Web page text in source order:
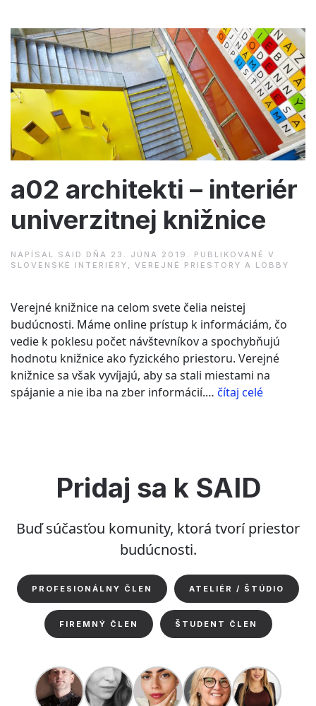
–
rekonštrukcia
interiéru
bytu”
a02 architekti – interiér
univerzitnej knižnice
NAPÍSAL SAID DŇA 23. JÚNA 2019
. PUBLIKOVANÉ V
SLOVENSKÉ INTERIÉRY
VEREJNÉ PRIESTORY A LOBBY
Verejné knižnice na celom svete čelia neistej
budúcnosti. Máme online prístup k informáciám, čo
vedie k poklesu počet návštevníkov a spochybňujú
hodnotu knižnice ako fyzického priestoru. Verejné
knižnice sa však vyvíjajú, aby sa stali miestami na
spájanie a nie iba na zber informácií.… čítaj celé“a02
Pridaj sa k SAID
Buď súčasťou komunity, ktorá tvorí priestor
budúcnosti.
PROFESIONÁLNY ČLEN ATELIÉR / ŠTÚDIO
FIREMNÝ ČLEN ŠTUDENT ČLEN